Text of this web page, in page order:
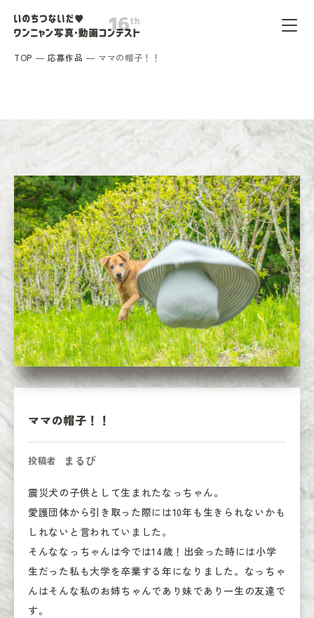
TOP 応募作品 ママの帽子！！
ママの帽子！！
投稿者 まるぴ
震災犬の子供として生まれたなっちゃん。
愛護団体から引き取った際には10年も生きられないかも
しれないと言われていました。
そんななっちゃんは今では14歳！出会った時には小学
生だった私も大学を卒業する年になりました。なっちゃ
んはそんな私のお姉ちゃんであり妹であり一生の友達で
す。